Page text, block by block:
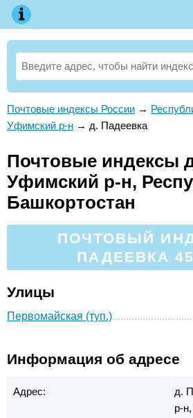
Почтовые индексы России →
Уфимский р-н → д. Падеевка
Почтовые индексы
Уфимский р-н,
Башкортостан
ПОЧТОВЫЙ
ПАДЕЕВКА
Улицы
Первомайская (туп.)
Информация об адресе
Адрес: д.
р-н,